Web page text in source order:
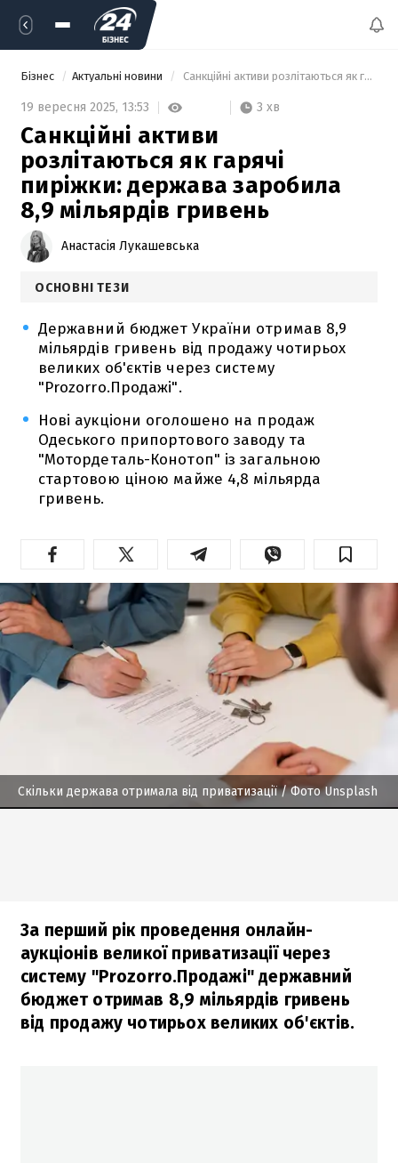
Бізнес Актуальні новини Санкційні активи розлітаються як гарячі пиріжки: держава заробила 8,9 мільярдів гривень
19 вересня 2025, 13:53 3 хв
Санкційні активи
розлітаються як гарячі
пиріжки: держава заробила
8,9 мільярдів гривень
Анастасія Лукашевська
ОСНОВНІ ТЕЗИ
Державний бюджет України отримав 8,9
мільярдів гривень від продажу чотирьох
великих об'єктів через систему
"Prozorro.Продажі".
Нові аукціони оголошено на продаж
Одеського припортового заводу та
"Мотордеталь-Конотоп" із загальною
стартовою ціною майже 4,8 мільярда
гривень.
Скільки держава отримала від приватизації/ Фото Unsplash
За перший рік проведення онлайн-
аукціонів великої приватизації через
систему "Prozorro.Продажі" державний
бюджет отримав 8,9 мільярдів гривень
від продажу чотирьох великих об'єктів.